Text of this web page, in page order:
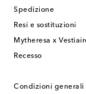
Spedizione
Resi e sostituzioni
Mytheresa x
Recesso
Condizioni generali